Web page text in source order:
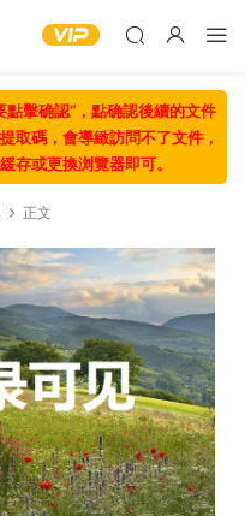
擊确認“，點确認後續的文件
取碼，會導緻訪問不了文件，
存或更換浏覽器即可。
正文